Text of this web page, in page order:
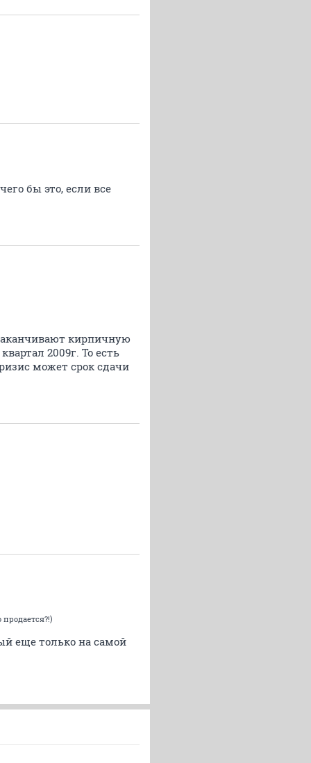
бы это, если все
кирпичную
2009г. То есть
может срок сдачи
еще только на самой